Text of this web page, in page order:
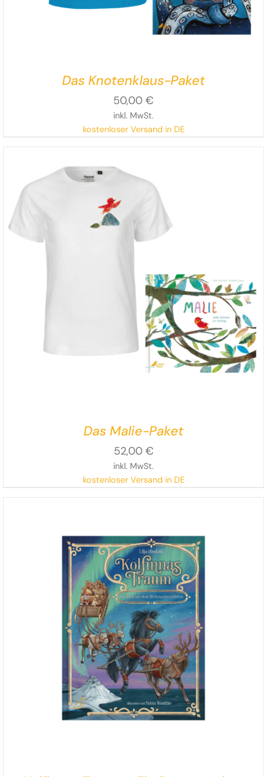
Das Knotenklaus-Paket
50,00 €
inkl. MwSt.
kostenloser Versand in DE
Das Malie-Paket
52,00 €
inkl. MwSt.
kostenloser Versand in DE